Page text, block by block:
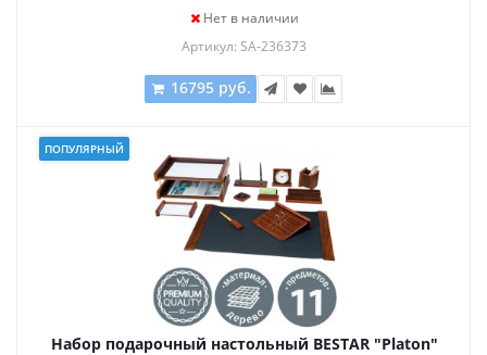
Нет в наличии
Артикул: SA-236373
16795 руб.
ПОПУЛЯРНЫЙ
Набор подарочный настольный BESTAR "Platon"